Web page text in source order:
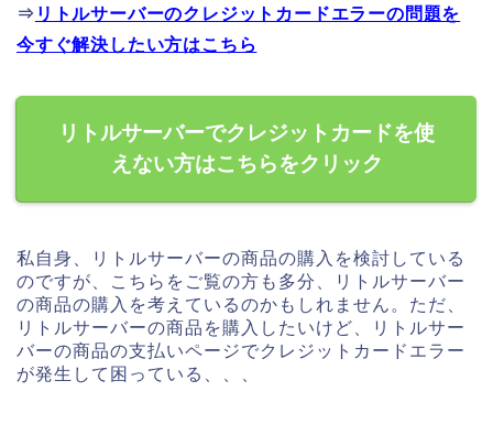
⇒ リトルサーバーのクレジットカードエラーの問題を
今すぐ解決したい方はこちら
リトルサーバーでクレジットカードを使
えない方はこちらをクリック
私自身、リトルサーバーの商品の購入を検討している
のですが、こちらをご覧の方も多分、リトルサーバー
の商品の購入を考えているのかもしれません。ただ、
リトルサーバーの商品を購入したいけど、リトルサー
バーの商品の支払いページでクレジットカードエラー
が発生して困っている、、、